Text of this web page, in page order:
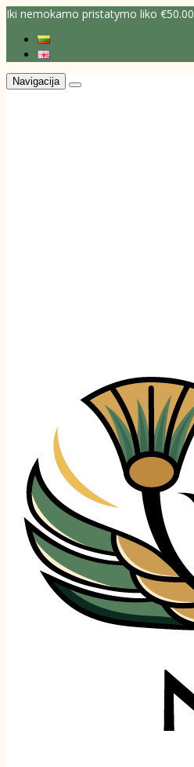
Iki nemokamo pristatymo liko €50.00
Navigacija